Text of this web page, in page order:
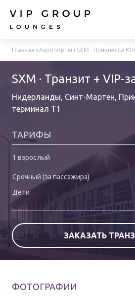
Главная › Аэропорты › SXM · Принцесса
SXM · Транзит + VIP-
Нидерланды, Синт-Мартен,
терминал T1
ТАРИФЫ
ЗАКАЗАТЬ
ФОТОГРАФИИ